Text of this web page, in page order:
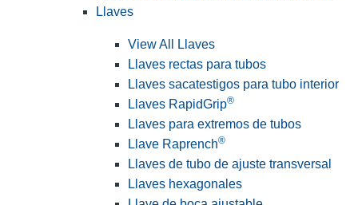
Llaves
View All Llaves
Llaves rectas para tubos
Llaves sacatestigos para tubo interior
Llaves RapidGrip®
Llaves para extremos de tubos
Llave Raprench®
Llaves de tubo de ajuste transversal
Llaves hexagonales